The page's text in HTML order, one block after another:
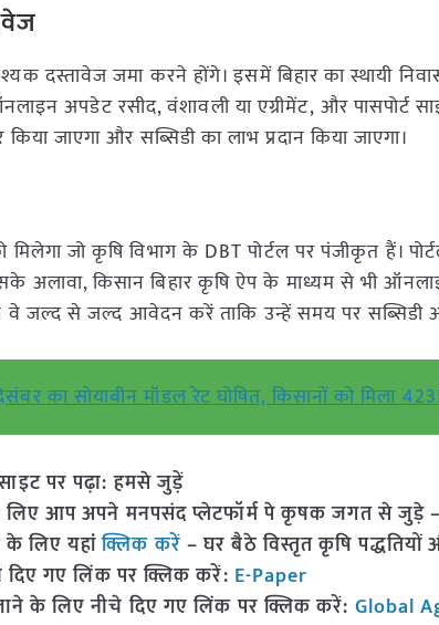
जमा करने होंगे। इसमें बिहार का स्थायी निवास
अपडेट रसीद, वंशावली या एग्रीमेंट, और पासपोर्ट
जाएगा और सब्सिडी का लाभ प्रदान किया जाएगा।
जो कृषि विभाग के DBT पोर्टल पर पंजीकृत हैं।
अलावा, किसान बिहार कृषि ऐप के माध्यम से भी
वे जल्द से जल्द आवेदन करें ताकि उन्हें समय पर सब्सिडी
का सोयाबीन मॉडल रेट घोषित, किसानों को मिला
पर पढ़ा: हमसे जुड़ें
आप अपने मनपसंद प्लेटफॉर्म पे कृषक जगत से जुड़े –
लिए यहांक्लिक करें – घर बैठे विस्तृत कृषि
गए लिंक पर क्लिक करें: E-Paper
के लिए नीचे दिए गए लिंक पर क्लिक करें: Global